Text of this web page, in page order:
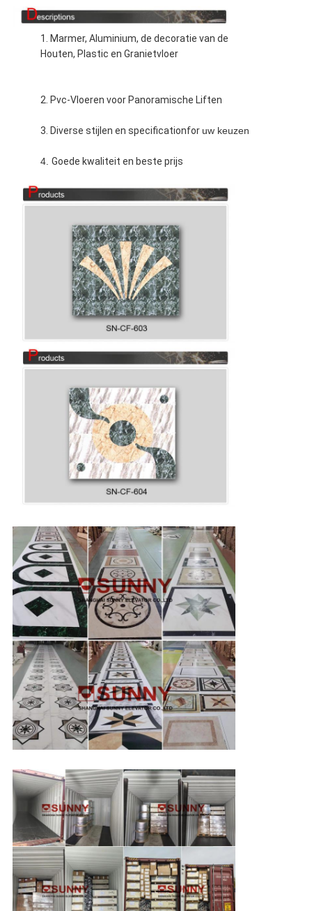
1. Marmer, Aluminium, de decoratie van de
Houten, Plastic en Granietvloer
2. Pvc-Vloeren voor Panoramische Liften
3. Diverse stijlen en specificationfor uw keuzen
4. Goede kwaliteit en beste prijs